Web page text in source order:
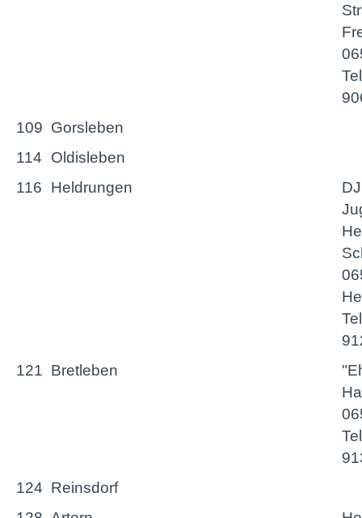
109 Gorsleben
114
Oldisleben
116
Heldrungen
121 Bretleben
124 Reinsdorf